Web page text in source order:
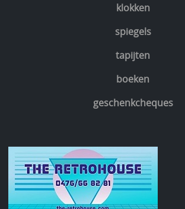
klokken
spiegels
tapijten
boeken
geschenkcheques